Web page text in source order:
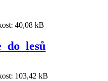
40,08 kB
103,42 kB